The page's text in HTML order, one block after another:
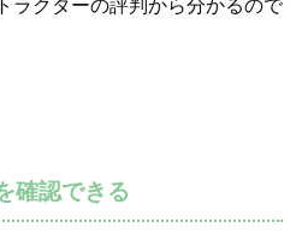
ラクターの評判から分かるので
確認できる